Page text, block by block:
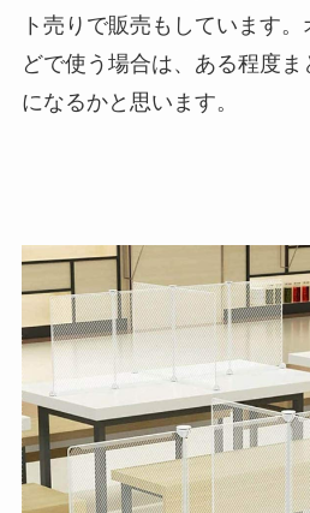
ト売りで販売もしています
どで使う場合は、ある程度
になるかと思います。